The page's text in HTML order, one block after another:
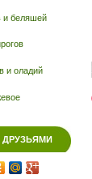
и беляшей
и оладий